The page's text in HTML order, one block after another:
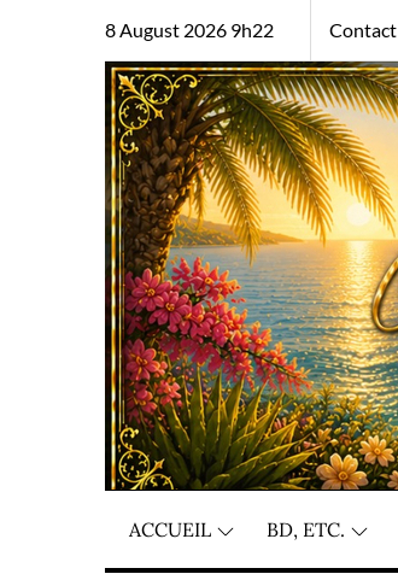
8 August 2026 9h22 Contact
ACCUEIL BD, ETC.